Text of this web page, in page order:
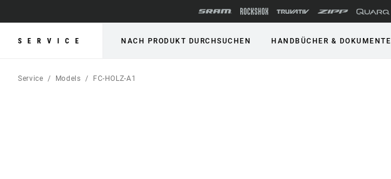
SERVICE NACH PRODUKT DURCHSUCHEN HANDBÜCHER & DOKUMENTE
Service Models FC-HOLZ-A1